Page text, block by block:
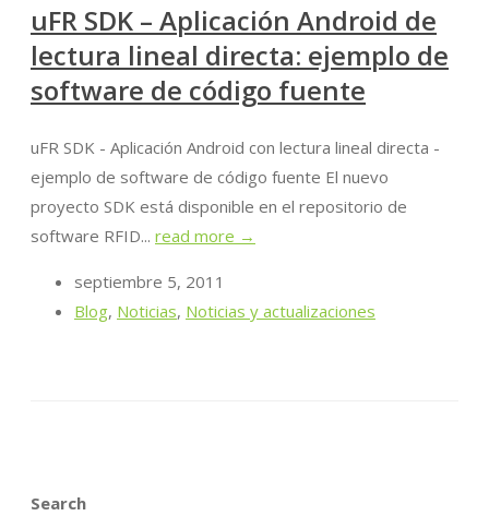
uFR SDK – Aplicación Android de
lectura lineal directa: ejemplo de
software de código fuente
uFR SDK - Aplicación Android con lectura lineal directa -
ejemplo de software de código fuente El nuevo
proyecto SDK está disponible en el repositorio de
software RFID... read more →
septiembre 5, 2011
Blog, Noticias, Noticias y actualizaciones
Search